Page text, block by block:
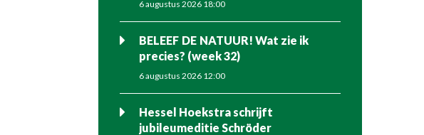
6 augustus 2026 18:00
BELEEF DE NATUUR! Wat zie ik
precies? (week 32)
6 augustus 2026 12:00
Hessel Hoekstra schrijft
jubileumeditie Schröder